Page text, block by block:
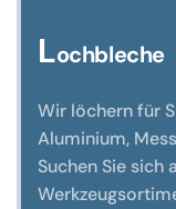
Lochbleche
Wir löchern für
Aluminium,
Suchen Sie sich